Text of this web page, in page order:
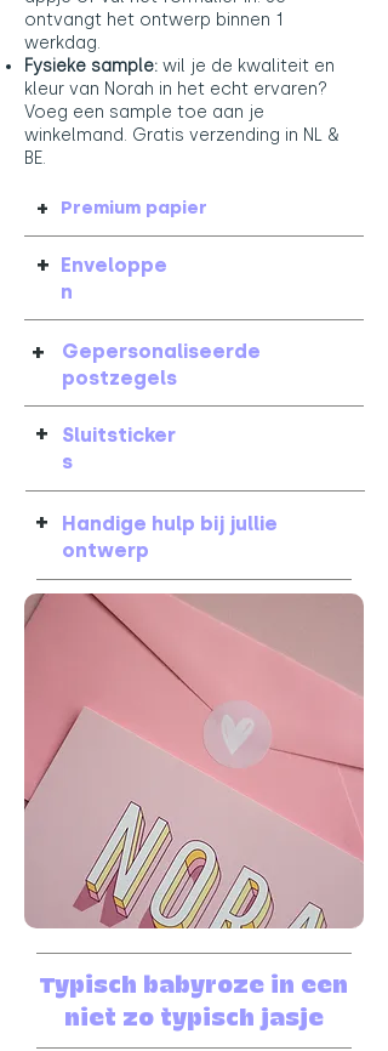
ontvangt het ontwerp binnen 1
werkdag.
Fysieke sample: wil je de kwaliteit en
kleur van Norah in het echt ervaren?
Voeg een sample toe aan je
winkelmand. Gratis verzending in NL &
BE.
+ Premium papier
+ Enveloppe
n
+
Gepersonaliseerde
postzegels
+
Sluitsticker
s
+
Handige hulp bij jullie
ontwerp
Typisch babyroze in een
niet zo typisch jasje